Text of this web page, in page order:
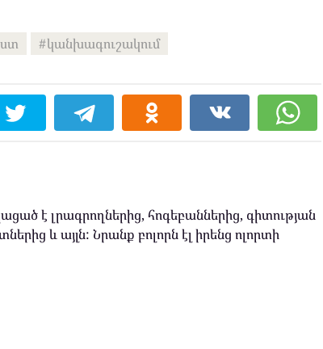
կանխագուշակում
է լրագրողներից, հոգեբաններից, գիտության
և այլն: Նրանք բոլորն էլ իրենց ոլորտի